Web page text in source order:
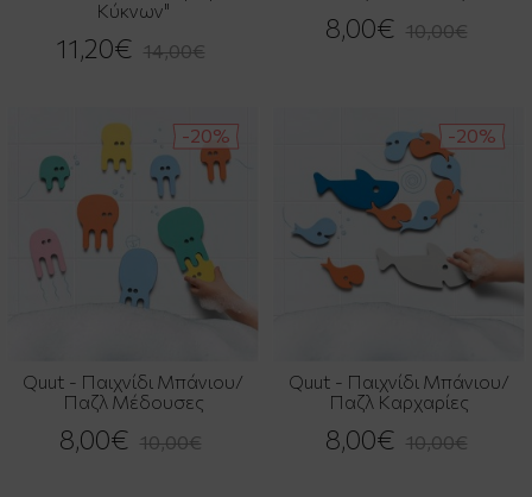
Κύκνων"
11,20€ 14,00€
8,00€ 10,00€
-20%
Quut - Παιχνίδι Μπάνιου/
Παζλ Μέδουσες
8,00€ 10,00€
-20%
Quut - Παιχνίδι Μπάνιου/
Παζλ Καρχαρίες
8,00€ 10,00€